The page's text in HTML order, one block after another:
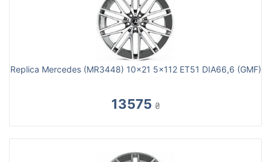
Replica Mercedes (MR3448) 10x21 5x112 ET51 DIA66,6 (GMF)
13575 ₴